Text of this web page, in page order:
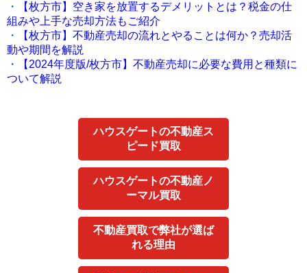
・
【枚方市】空き家を放置するデメリットとは？税金の仕
組みや上手な売却方法もご紹介
・
【枚方市】不動産売却の流れとやることは何か？売却活
動や期間を解説
・
【2024年度版/枚方市】不動産売却に必要な費用と種類に
ついて解説
ハウスゲートの不動産ス
ピード買取
ハウスゲートの不動産ノ
ーマル買取
不動産買取で弊社が選ば
れる理由